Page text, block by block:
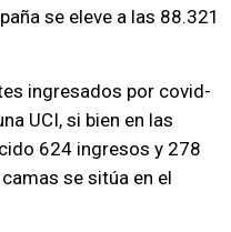
se eleve a las 88.321
ingresados por covid-
UCI, si bien en las
624 ingresos y 278
se sitúa en el